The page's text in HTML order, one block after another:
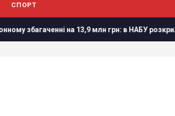
СПОРТ
на 13,9 млн грн: в НАБУ розкрили деталі